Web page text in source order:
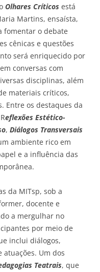
Olhares Críticos está
Martins, ensaísta,
fomentar o debate
cênicas e questões
será enriquecido por
conversas com
disciplinas, além
materiais críticos,
Entre os destaques da
eflexões Estético-
, Diálogos Transversais
ambiente rico em
e a influência das
da MITsp, sob a
docente e
a mergulhar no
por meio de
inclui diálogos,
atuações. Um dos
Teatrais, que